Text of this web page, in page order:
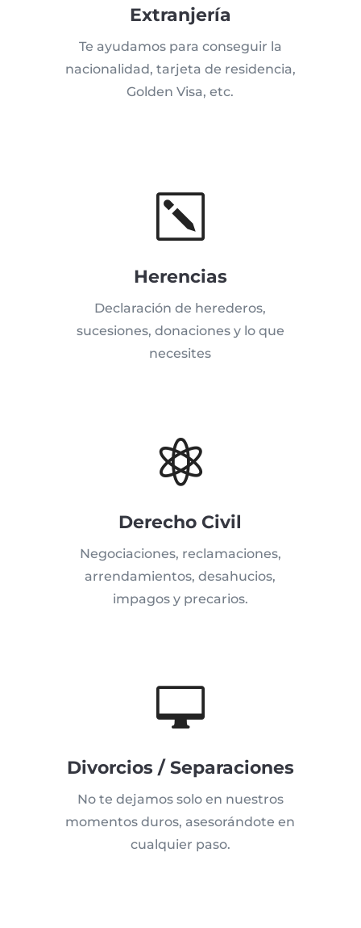
Extranjería
Te ayudamos para conseguir la
nacionalidad, tarjeta de residencia,
Golden Visa, etc.
k
Herencias
Declaración de herederos,
sucesiones, donaciones y lo que
necesites

Derecho Civil
Negociaciones, reclamaciones,
arrendamientos, desahucios,
impagos y precarios.

Divorcios / Separaciones
No te dejamos solo en nuestros
momentos duros, asesorándote en
cualquier paso.